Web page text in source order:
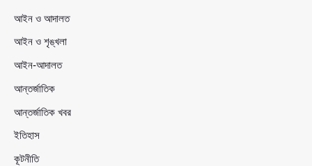
আইন ও আদালত
আইন ও শৃঙ্খলা
আইন-আদালত
আন্তর্জাতিক
আন্তর্জাতিক খবর
ইতিহাস
কূটনীতি